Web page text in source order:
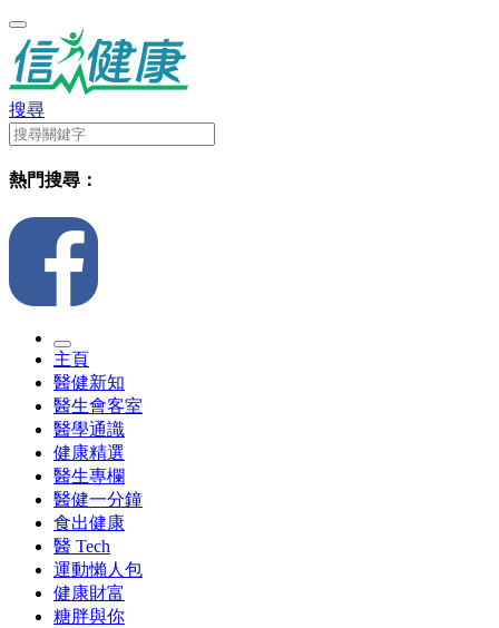
搜尋
熱門搜尋：
主頁
醫健新知
醫生會客室
醫學通識
健康精選
醫生專欄
醫健一分鐘
食出健康
醫 Tech
運動懶人包
健康財富
糖胖與你